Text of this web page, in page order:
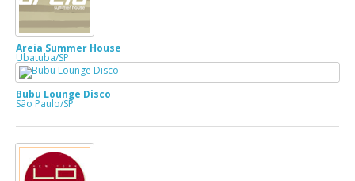
Areia Summer House
Ubatuba/SP
Bubu Lounge Disco
São Paulo/SP